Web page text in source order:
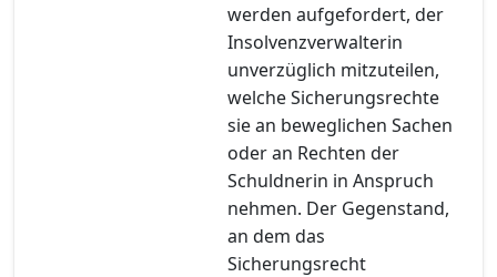
werden aufgefordert, der
Insolvenzverwalterin
unverzüglich mitzuteilen,
welche Sicherungsrechte
sie an beweglichen Sachen
oder an Rechten der
Schuldnerin in Anspruch
nehmen. Der Gegenstand,
an dem das
Sicherungsrecht